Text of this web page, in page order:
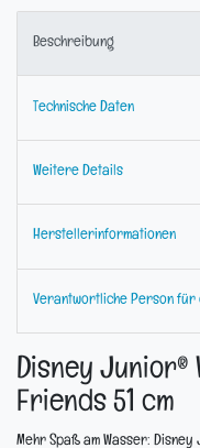
Beschreibung
Technische Daten
Weitere Details
Herstellerinformationen
Verantwortliche Person für
Disney Junior®
Friends 51 cm
Mehr Spaß am Wasser: